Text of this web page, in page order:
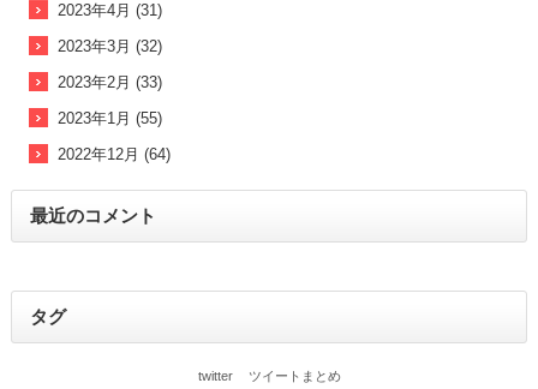
2023年4月 (31)
2023年3月 (32)
2023年2月 (33)
2023年1月 (55)
2022年12月 (64)
最近のコメント
タグ
twitter ツイートまとめ